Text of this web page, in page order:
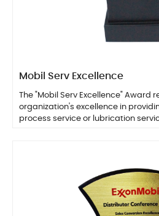
Mobil Serv Excellence
The "Mobil Serv Excellence" Award
organization's excellence in
process service or lubrication